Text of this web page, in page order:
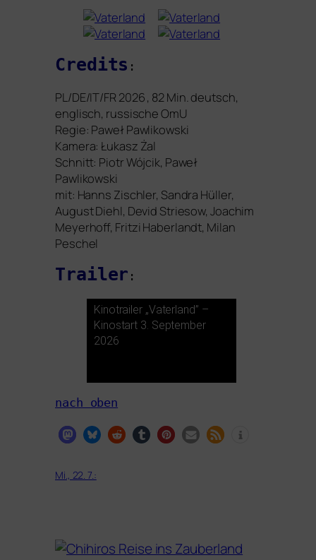
Credits :
PL/DE/IT/FR2026 , 82 Min. deutsch,
eng­lisch, rus­si­sche OmU
Regie: Paweł Pawlikowski
Kamera: Łukasz Żal
Schnitt: Piotr Wójcik, Paweł
Pawlikowski
mit: Hanns Zischler, Sandra Hüller,
August Diehl, Devid Striesow, Joachim
Meyerhoff, Fritzi Haberlandt, Milan
Peschel
Trailer :
Kinotrailer „Vaterland” –
Kinostart 3. September
2026
nach oben
Mi., 22. 7.: